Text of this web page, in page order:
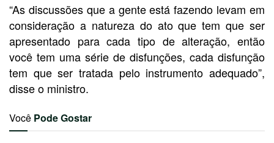
“As discussões que a gente está fazendo levam em
consideração a natureza do ato que tem que ser
apresentado para cada tipo de alteração, então
você tem uma série de disfunções, cada disfunção
tem que ser tratada pelo instrumento adequado”,
disse o ministro.
Você Pode Gostar